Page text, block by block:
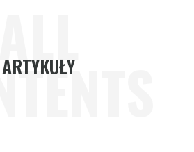
ALL
ARTYKUŁY